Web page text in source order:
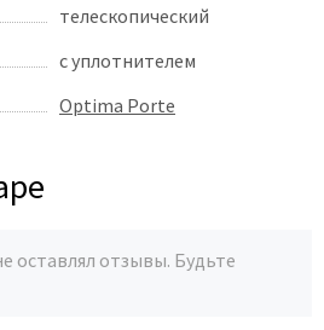
телескопический
с уплотнителем
Optima Porte
оставлял отзывы. Будьте